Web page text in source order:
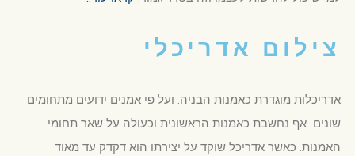
צילום אדריכלי
אדריכלות מוגדרת כאמנות הבניה. ועל פי אמנים ידועים מתחומים
שונים אף נחשבת כאמנות הראשונית וכעולה על שאר תחומי
האמנות. כאשר אדריכל שוקד על יצירתו הוא דקדק עד מאוד